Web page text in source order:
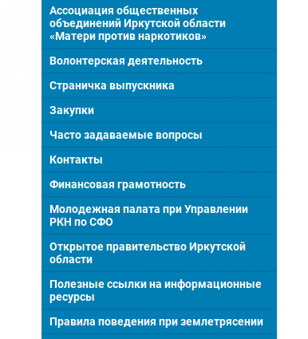
Ассоциация общественных
объединений Иркутской области
«Матери против наркотиков»
Волонтерская деятельность
Страничка выпускника
Закупки
Часто задаваемые вопросы
Контакты
Финансовая грамотность
Молодежная палата при Управлении
РКН по СФО
Открытое правительство Иркутской
области
Полезные ссылки на информационные
ресурсы
Правила поведения при землетрясении